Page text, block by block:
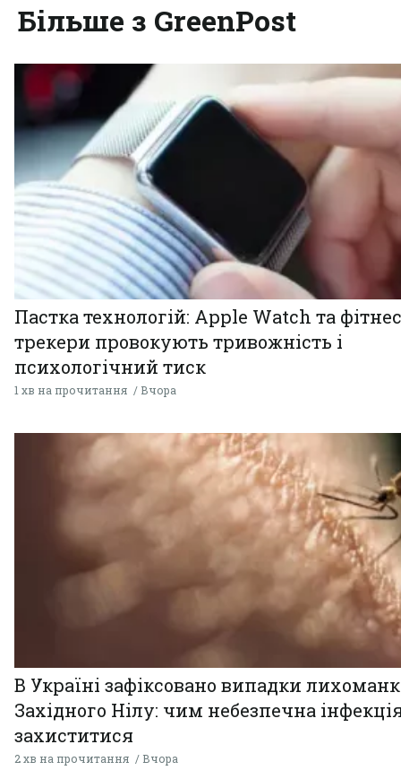
Більше з GreenPost
Пастка технологій: Apple Watch та
трекери провокують тривожність і
психологічний тиск
1 хв на прочитання Вчора
В Україні зафіксовано випадки
Західного Нілу: чим небезпечна
захиститися
2 хв на прочитання Вчора